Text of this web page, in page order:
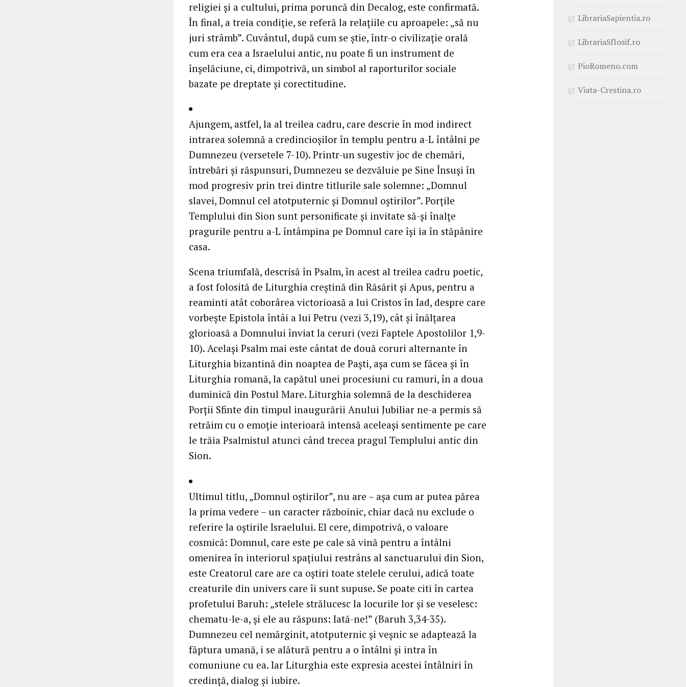
religiei şi a cultului, prima poruncă din Decalog, este confirmată.
În final, a treia condiţie, se referă la relaţiile cu aproapele: „să nu
juri strâmb”. Cuvântul, după cum se ştie, într-o civilizaţie orală
cum era cea a Israelului antic, nu poate fi un instrument de
înşelăciune, ci, dimpotrivă, un simbol al raporturilor sociale
bazate pe dreptate şi corectitudine.
Ajungem, astfel, la al treilea cadru, care descrie în mod indirect
intrarea solemnă a credincioşilor în templu pentru a-L întâlni pe
Dumnezeu (versetele 7-10). Printr-un sugestiv joc de chemări,
întrebări şi răspunsuri, Dumnezeu se dezvăluie pe Sine Însuşi în
mod progresiv prin trei dintre titlurile sale solemne: „Domnul
slavei, Domnul cel atotputernic şi Domnul oştirilor”. Porţile
Templului din Sion sunt personificate şi invitate să-şi înalţe
pragurile pentru a-L întâmpina pe Domnul care îşi ia în stăpânire
casa.
Scena triumfală, descrisă în Psalm, în acest al treilea cadru poetic,
a fost folosită de Liturghia creştină din Răsărit şi Apus, pentru a
reaminti atât coborârea victorioasă a lui Cristos în Iad, despre care
vorbeşte Epistola întâi a lui Petru (vezi 3,19), cât şi înălţarea
glorioasă a Domnului înviat la ceruri (vezi Faptele Apostolilor 1,9-
10). Acelaşi Psalm mai este cântat de două coruri alternante în
Liturghia bizantină din noaptea de Paşti, aşa cum se făcea şi în
Liturghia romană, la capătul unei procesiuni cu ramuri, în a doua
duminică din Postul Mare. Liturghia solemnă de la deschiderea
Porţii Sfinte din timpul inaugurării Anului Jubiliar ne-a permis să
retrăim cu o emoţie interioară intensă aceleaşi sentimente pe care
le trăia Psalmistul atunci când trecea pragul Templului antic din
Sion.
Ultimul titlu, „Domnul oştirilor”, nu are – aşa cum ar putea părea
la prima vedere – un caracter războinic, chiar dacă nu exclude o
referire la oştirile Israelului. El cere, dimpotrivă, o valoare
cosmică: Domnul, care este pe cale să vină pentru a întâlni
omenirea în interiorul spaţiului restrâns al sanctuarului din Sion,
este Creatorul care are ca oştiri toate stelele cerului, adică toate
creaturile din univers care îi sunt supuse. Se poate citi în cartea
profetului Baruh: „stelele strălucesc la locurile lor şi se veselesc:
chematu-le-a, şi ele au răspuns: Iată-ne!” (Baruh 3,34-35).
Dumnezeu cel nemărginit, atotputernic şi veşnic se adaptează la
făptura umană, i se alătură pentru a o întâlni şi intra în
comuniune cu ea. Iar Liturghia este expresia acestei întâlniri în
credinţă, dialog şi iubire.
LibrariaSapientia.ro
LibrariaSfIosif.ro
PioRomeno.com
Viata-Crestina.ro